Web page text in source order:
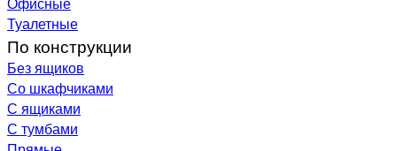
Туалетные
По конструкции
Без ящиков
Со шкафчиками
С ящиками
С тумбами